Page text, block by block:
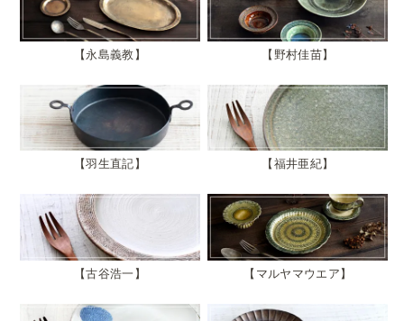
永島義教 野村佳苗
羽生直記 福井亜紀
古谷浩一 マルヤマウエア